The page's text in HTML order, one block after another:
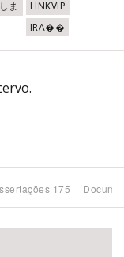
ま
LINKVIP
IRA��
175